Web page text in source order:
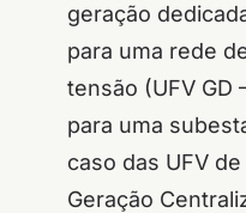
geração
para uma rede
tensão (UFV GD
para uma
caso das UFV
Geração